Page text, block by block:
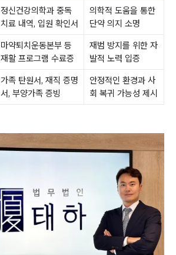
정신건강의학과 중독
치료 내역, 입원 확인서
의학적 도움을 통한
단약 의지 소명
마약퇴치운동본부 등
재활 프로그램 수료증
재범 방지를 위한 자
발적 노력 입증
가족 탄원서, 재직 증명
서, 부양가족 증빙
안정적인 환경과 사
회 복귀 가능성 제시